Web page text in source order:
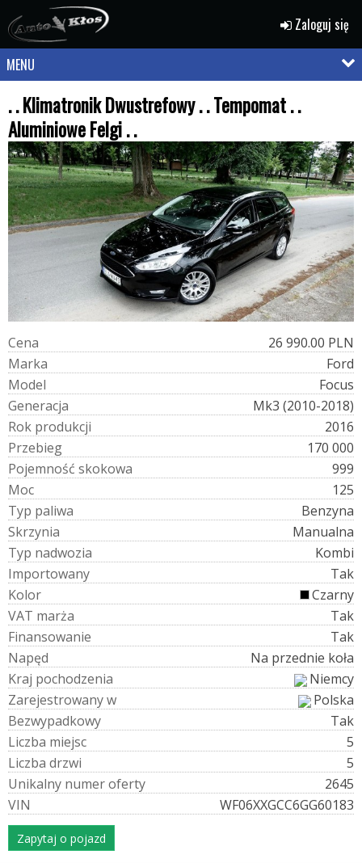
Zaloguj się
MENU
. . Klimatronik Dwustrefowy . . Tempomat . .
Aluminiowe Felgi . .
Cena
26 990.00 PLN
Marka
Ford
Model
Focus
Generacja
Mk3 (2010-2018)
Rok produkcji
2016
Przebieg
170 000
Pojemność skokowa
999
Moc
125
Typ paliwa
Benzyna
Skrzynia
Manualna
Typ nadwozia
Kombi
Importowany
Tak
Kolor
Czarny
VAT marża
Tak
Finansowanie
Tak
Napęd
Na przednie koła
Kraj pochodzenia
Niemcy
Zarejestrowanyw
Polska
Bezwypadkowy
Tak
Liczba miejsc
5
Liczba drzwi
5
Unikalny numeroferty
2645
VIN WF06XXGCC6GG60183
Zapytaj o pojazd